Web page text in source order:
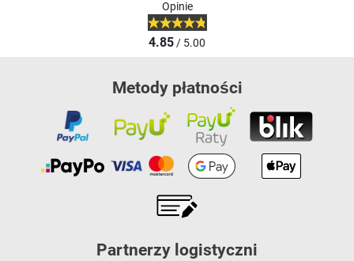
Opinie
4.85/ 5.00
Metody płatności
Partnerzy logistyczni